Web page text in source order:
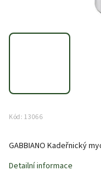
Kód: 13066
GABBIANO Kadeřnický
Detailní informace